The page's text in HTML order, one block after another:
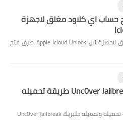
اي كلاود مغلق لاجهزة
افضل طرق فتح حساب اي كلاود مغلق لاجهزة ابل Apple Icloud Unlock طرق فتح
شرح جلبريك Unc0ver Jailbreak طريقة تحميله